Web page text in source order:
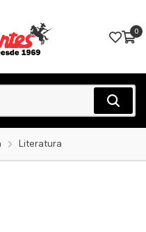
0
Literatura